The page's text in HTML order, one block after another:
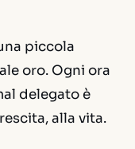
piccola
oro. Ogni ora
delegato è
alla vita.